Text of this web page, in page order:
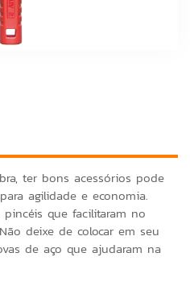
ter bons acessórios pode
agilidade e economia.
pincéis que facilitaram no
deixe de colocar em seu
de aço que ajudaram na